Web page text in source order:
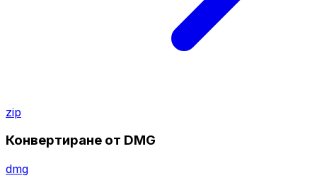
zip
Конвертиране от DMG
dmg